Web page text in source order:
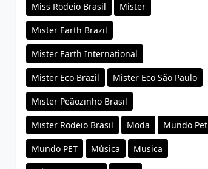
Miss Rodeio Brasil Mister
Mister Earth Brazil
Mister Earth International
Mister Eco Brazil Mister Eco São Paulo
Mister Peãozinho Brasil
Mister Rodeio Brasil Moda Mundo Pet
Mundo PET Música Musica